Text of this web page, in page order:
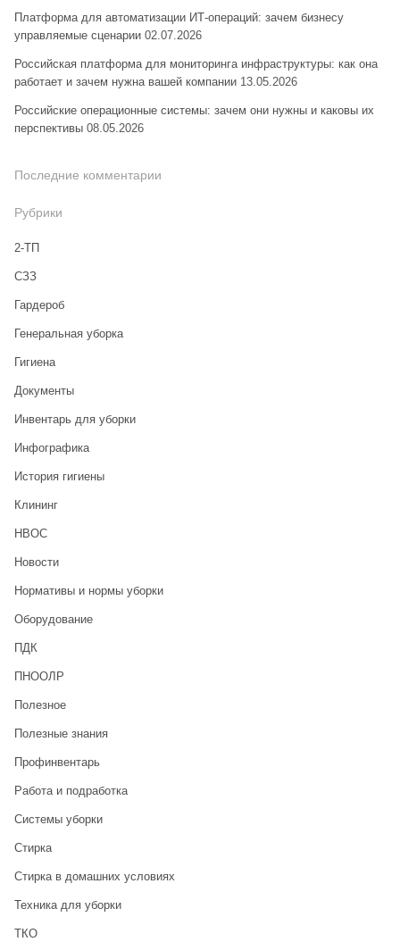
Платформа для автоматизации ИТ-операций: зачем бизнесу
управляемые сценарии 02.07.2026
Российская платформа для мониторинга инфраструктуры: как она
работает и зачем нужна вашей компании 13.05.2026
Российские операционные системы: зачем они нужны и каковы их
перспективы 08.05.2026
Последние комментарии
Рубрики
2-ТП
CЗЗ
Гардероб
Генеральная уборка
Гигиена
Документы
Инвентарь для уборки
Инфографика
История гигиены
Клининг
НВОС
Новости
Нормативы и нормы уборки
Оборудование
ПДК
ПНООЛР
Полезное
Полезные знания
Профинвентарь
Работа и подработка
Системы уборки
Стирка
Стирка в домашних условиях
Техника для уборки
ТКО